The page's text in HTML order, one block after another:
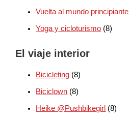
Vuelta al mundo principiante
Yoga y cicloturismo (8)
El viaje interior
Bicicleting (8)
Biciclown (8)
Heike @Pushbikegirl (8)